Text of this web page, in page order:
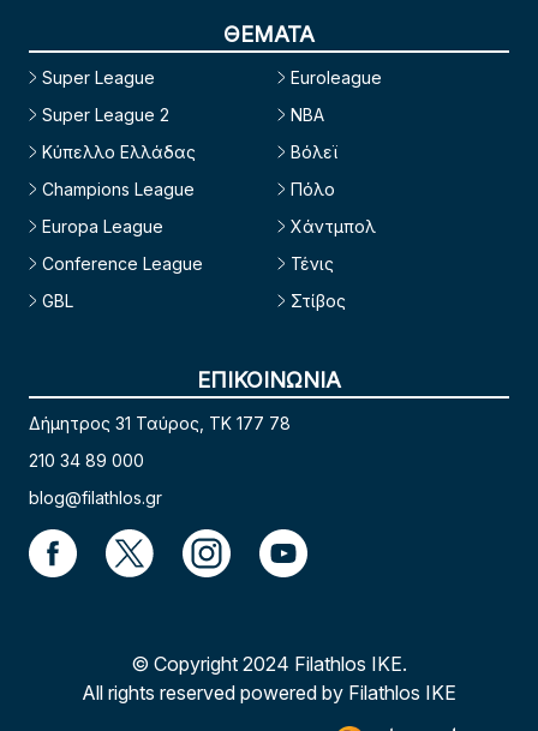
ΘΕΜΑΤΑ
Super League
Super League 2
Κύπελλο Ελλάδας
Champions League
Europa League
Conference League
GBL
Euroleague
NBA
Βόλεϊ
Πόλο
Χάντμπολ
Τένις
Στίβος
ΕΠΙΚΟΙΝΩΝΙΑ
Δήμητρος 31 Ταύρος, TK 177 78
210 34 89 000
blog@filathlos.gr
© Copyright 2024 Filathlos ΙΚΕ.
All rights reserved powered by Filathlos ΙΚΕ